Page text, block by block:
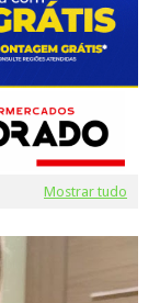
Mostrar tudo